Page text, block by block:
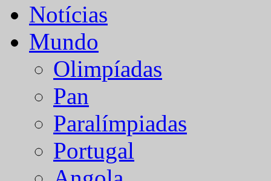
Notícias
Mundo
Olimpíadas
Pan
Paralímpiadas
Portugal